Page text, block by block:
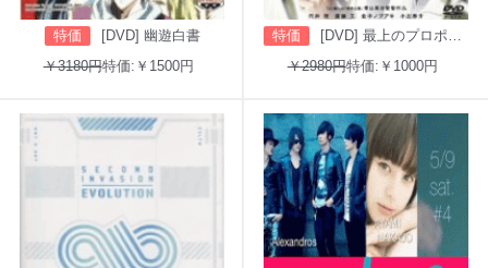
特価
[DVD] 幽遊白書
￥3180円特価:￥1500円
特価
[DVD] 最上のプロポーズ
￥2980円特価:￥1000円